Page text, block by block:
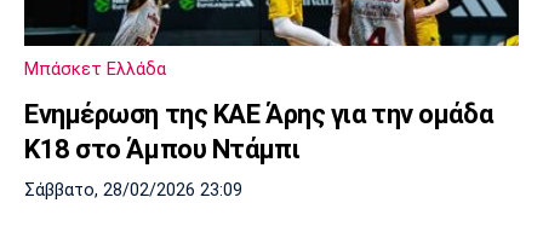
Πολιτισμός
Τραγούδια
Cine Spot
Running
Πρόγραμμα TV
Κηφισιά
Μπάσκετ Ελλάδα
Ενημέρωση της ΚΑΕ Άρης για την ομάδα
Κ18 στο Άμπου Ντάμπι
Σάββατο, 28/02/2026 23:09